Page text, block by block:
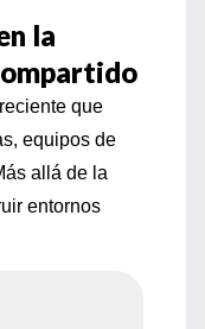
la
que
equipos de
allá de la
entornos